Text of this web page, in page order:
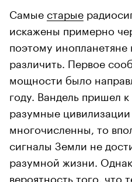
Самые старые
искажены примерно
поэтому
различить. Первое
мощности было
году. Вандель пришел
разумные
многочисленны, то
сигналы Земли не
разумной жизни.
вероятностьтого, что